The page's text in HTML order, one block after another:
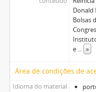
Donald
Bolsas
e ... »
Área de condições de
Idioma do material